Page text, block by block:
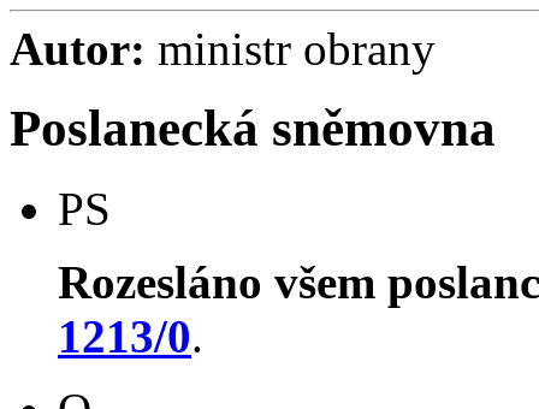
Autor: ministr obrany
Poslanecká sněmovna
PS
Rozesláno všem
1213/0.